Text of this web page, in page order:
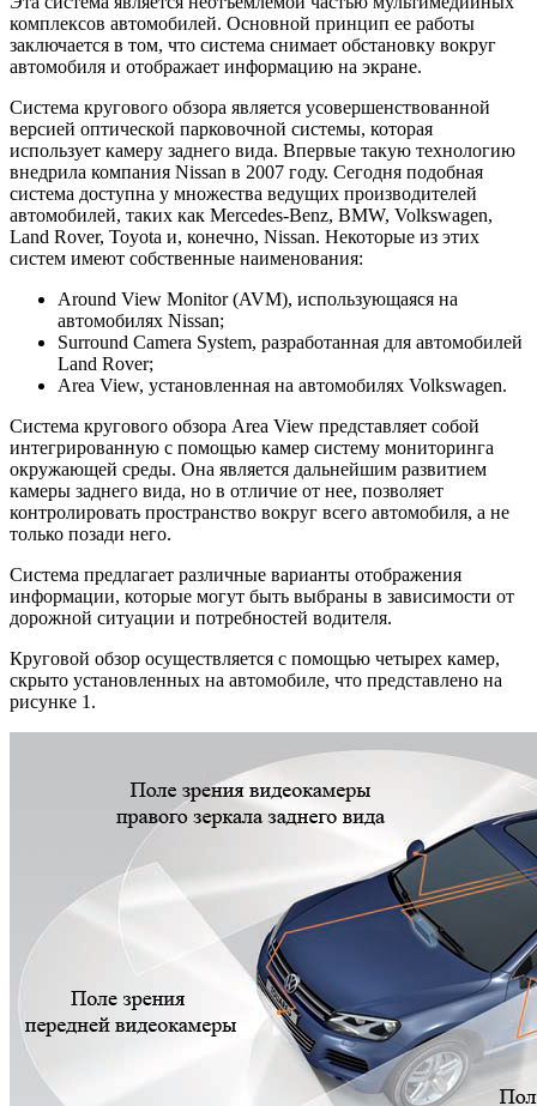
комплексов автомобилей. Основной принцип ее работы
заключается в том, что система снимает обстановку вокруг
автомобиля и отображает информацию на экране.
Система кругового обзора является усовершенствованной
версией оптической парковочной системы, которая
использует камеру заднего вида. Впервые такую технологию
внедрила компания Nissan в 2007 году. Сегодня подобная
система доступна у множества ведущих производителей
автомобилей, таких как Mercedes-Benz, BMW, Volkswagen,
Land Rover, Toyota и, конечно, Nissan. Некоторые из этих
систем имеют собственные наименования:
Around View Monitor (AVM), использующаяся на
автомобилях Nissan;
Surround Camera System, разработанная для автомобилей
Land Rover;
Area View, установленная на автомобилях Volkswagen.
Система кругового обзора Area View представляет собой
интегрированную с помощью камер систему мониторинга
окружающей среды. Она является дальнейшим развитием
камеры заднего вида, но в отличие от нее, позволяет
контролировать пространство вокруг всего автомобиля, а не
только позади него.
Система предлагает различные варианты отображения
информации, которые могут быть выбраны в зависимости от
дорожной ситуации и потребностей водителя.
Круговой обзор осуществляется с помощью четырех камер,
скрыто установленных на автомобиле, что представлено на
рисунке 1.